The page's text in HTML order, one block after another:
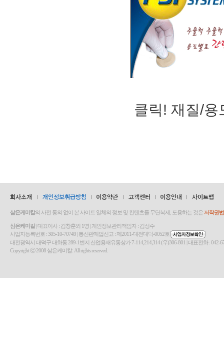
클릭! 재질/
삼은케미칼의 사전 동의 없이 본 사이트 일체의 정보 및 컨텐츠를 무단복제, 도용하는 것은 저작권
삼은케미칼| 대표이사 : 김창훈외 1명 | 개인정보관리책임자 : 김성수
사업자등록번호 : 305-10-70749 | 통신판매업신고 : 제2011-대전대덕-0052호
대전광역시 대덕구 대화동 289-1번지 산업용재유통상가 7-114,214,314 (우)306-801 | 대표전화 : 042-
Copyright ⓒ 2008 삼은케미칼. All rights reserved.